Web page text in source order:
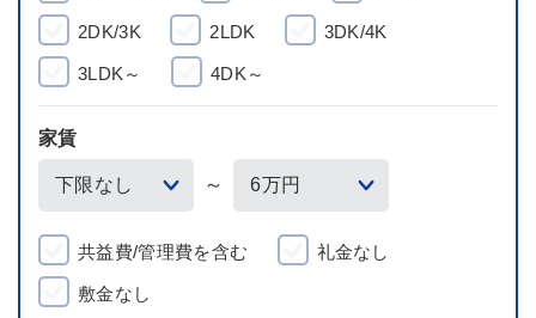
2DK/3K 2LDK 3DK/4K
3LDK～ 4DK～
家賃
～
共益費/管理費を含む 礼金なし
敷金なし